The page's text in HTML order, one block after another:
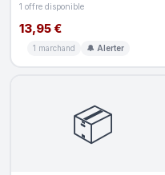
1 offre disponible
13,95 €
1 marchand 🔔 Alerter
📦